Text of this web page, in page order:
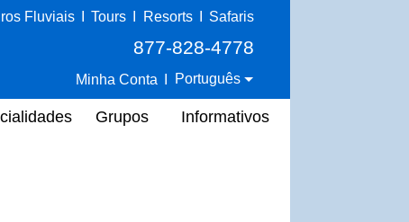
Fluviais Tours Resorts Safaris
877-828-4778
Minha Conta Português
Grupos Informativos